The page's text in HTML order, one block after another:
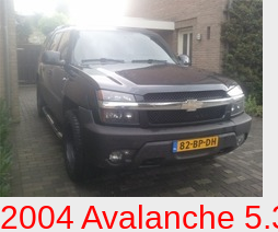
2004 Avalanche